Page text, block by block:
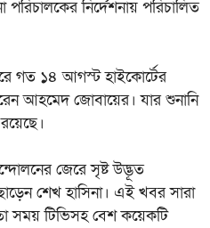
পরিচালকের নির্দেশনায় পরিচালিত
গত ১৪ আগস্ট হাইকোর্টের
আহমেদ জোবায়ের। যার শুনানি
জেরে সৃষ্ট উদ্ভূত
শেখ হাসিনা। এই খবর সারা
সময় টিভিসহ বেশ কয়েকটি